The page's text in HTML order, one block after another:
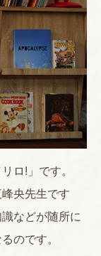
ロ!」です。
央先生です
などが随所に
のです。